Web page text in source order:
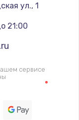
ул., 1
21:00
сервисе